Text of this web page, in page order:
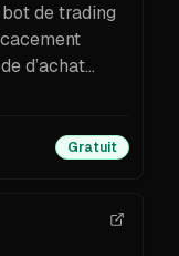
de trading
d’achat
Gratuit